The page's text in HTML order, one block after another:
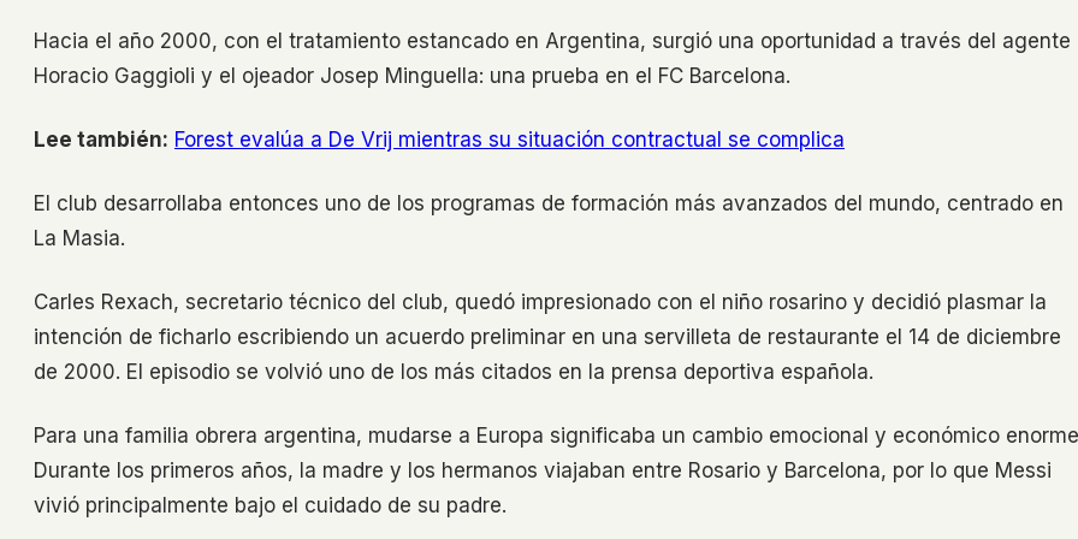
Hacia el año 2000, con el tratamiento estancado en Argentina, surgió una oportunidad a través del agente
Horacio Gaggioli y el ojeador Josep Minguella: una prueba en el FC Barcelona.
Lee también: Forest evalúa a De Vrij mientras su situación contractual se complica
El club desarrollaba entonces uno de los programas de formación más avanzados del mundo, centrado en
La Masia.
Carles Rexach, secretario técnico del club, quedó impresionado con el niño rosarino y decidió plasmar la
intención de ficharlo escribiendo un acuerdo preliminar en una servilleta de restaurante el 14 de diciembre
de 2000. El episodio se volvió uno de los más citados en la prensa deportiva española.
Para una familia obrera argentina, mudarse a Europa significaba un cambio emocional y económico
Durante los primeros años, la madre y los hermanos viajaban entre Rosario y Barcelona, por lo que Messi
vivió principalmente bajo el cuidado de su padre.